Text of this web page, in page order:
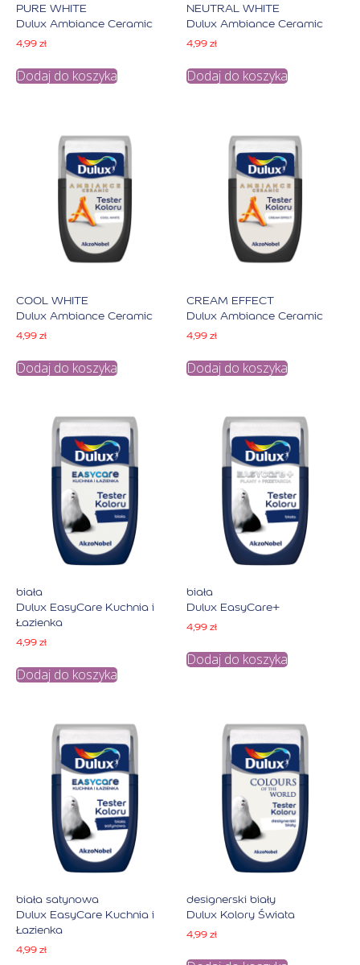
PURE WHITE
Dulux Ambiance Ceramic
4,99 zł
Dodaj do koszyka
NEUTRAL WHITE
Dulux Ambiance Ceramic
4,99zł
Dodaj do koszyka
COOL WHITE
Dulux Ambiance Ceramic
4,99 zł
Dodaj do koszyka
CREAM EFFECT
Dulux Ambiance Ceramic
4,99zł
Dodaj do koszyka
biała
Dulux EasyCare Kuchnia i
Łazienka
4,99 zł
Dodaj do koszyka
biała
Dulux EasyCare+
4,99zł
Dodaj do koszyka
biała satynowa
Dulux EasyCare Kuchnia i
Łazienka
4,99 zł
designerski biały
Dulux Kolory Świata
4,99zł